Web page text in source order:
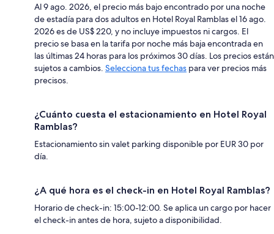
Al 9 ago. 2026, el precio más bajo encontrado por una noche
de estadía para dos adultos en Hotel Royal Ramblas el 16 ago.
2026 es de US$ 220, y no incluye impuestos ni cargos. El
precio se basa en la tarifa por noche más baja encontrada en
las últimas 24 horas para los próximos 30 días. Los precios están
sujetos a cambios. Selecciona tus fechas para ver precios más
precisos.
¿Cuánto cuesta el estacionamiento en Hotel Royal
Ramblas?
Estacionamiento sin valet parking disponible por EUR 30 por
día.
¿A qué hora es el check-in en Hotel Royal Ramblas?
Horario de check-in: 15:00-12:00. Se aplica un cargo por hacer
el check-in antes de hora, sujeto a disponibilidad.